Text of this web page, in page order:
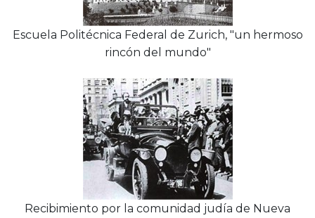
Escuela Politécnica Federal de Zurich, "un hermoso
rincón del mundo"
Recibimiento por la comunidad judía de Nueva